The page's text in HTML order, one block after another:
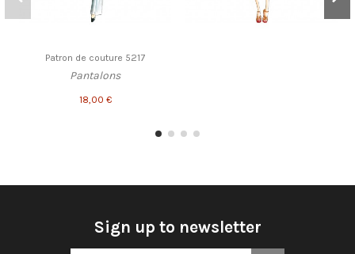
Patron de couture 5217
Pantalons
18,00 €
Sign up to newsletter